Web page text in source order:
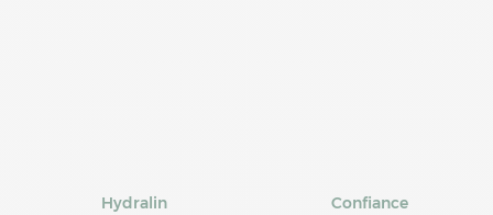
Hydralin
Confiance